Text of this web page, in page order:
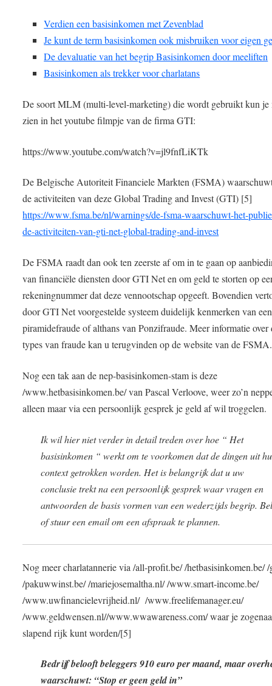
Verdien een basisinkomen met Zevenblad
Je kunt de term basisinkomen ook misbruiken voor eigen
De devaluatie van het begrip Basisinkomen door meeliften
Basisinkomen als trekker voor charlatans
De soort MLM (multi-level-marketing) die wordt gebruikt kun je
zien in het youtube filmpje van de firma GTI:
https://www.youtube.com/watch?v=jl9fnfLiKTk
De Belgische Autoriteit Financiele Markten (FSMA)
de activiteiten van deze Global Trading and Invest (GTI) [5]
https://www.fsma.be/nl/warnings/de-fsma-waarschuwt-het-
de-activiteiten-van-gti-net-global-trading-and-invest
De FSMA raadt dan ook ten zeerste af om in te gaan op
van financiële diensten door GTI Net en om geld te storten op
rekeningnummer dat deze vennootschap opgeeft. Bovendien
door GTI Net voorgestelde systeem duidelijk kenmerken van een
piramidefraude of althans van Ponzifraude. Meer informatie over
types van fraude kan u terugvinden op de website van de
Nog een tak aan de nep-basisinkomen-stam is deze
/www.hetbasisinkomen.be/ van Pascal Verloove, weer zo’n
alleen maar via een persoonlijk gesprek je geld af wil troggelen.
Ik wil hier niet verder in detail treden over hoe “ Het
basisinkomen “ werkt om te voorkomen dat de dingen uit
context getrokken worden. Het is belangrijk dat u uw
conclusie trekt na een persoonlijk gesprek waar vragen en
antwoorden de basis vormen van een wederzijds begrip.
of stuur een email om een afspraak te plannen.
Nog meer charlatannerie via /all-profit.be/ /hetbasisinkomen.be/
/pakuwwinst.be/ /mariejosemaltha.nl/ /www.smart-income.be/
/www.uwfinancielevrijheid.nl/ /www.freelifemanager.eu/
/www.geldwensen.nl//www.wwawareness.com/ waar je
slapend rijk kunt worden/[5]
Bedrijf belooft beleggers 910 euro per maand, maar
waarschuwt: “Stop er geen geld in”